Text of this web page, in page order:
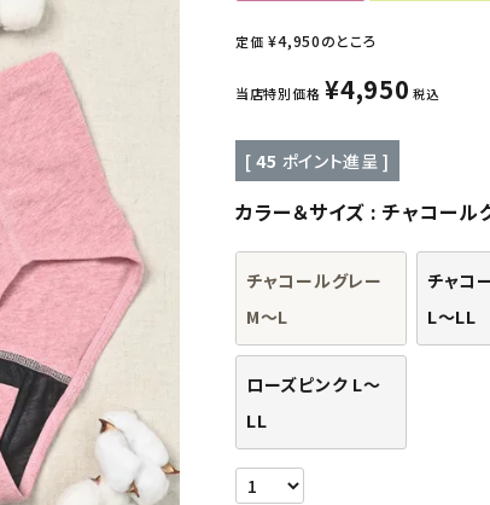
定価 ¥4,950のところ
当店特別価格 ¥4,950 税込
[ 45 ポイント進呈 ]
カラー＆サイズ チャコール
チャコールグレー
M～L
チャコ
L～LL
ローズピンク L～
LL